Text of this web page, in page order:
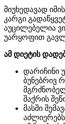
მიუხედავად
კარგი
აუცილებელია
უარყოფით
ამ დიეტის
დარიჩინი
ბუნებრივ
შაქრის
მასში